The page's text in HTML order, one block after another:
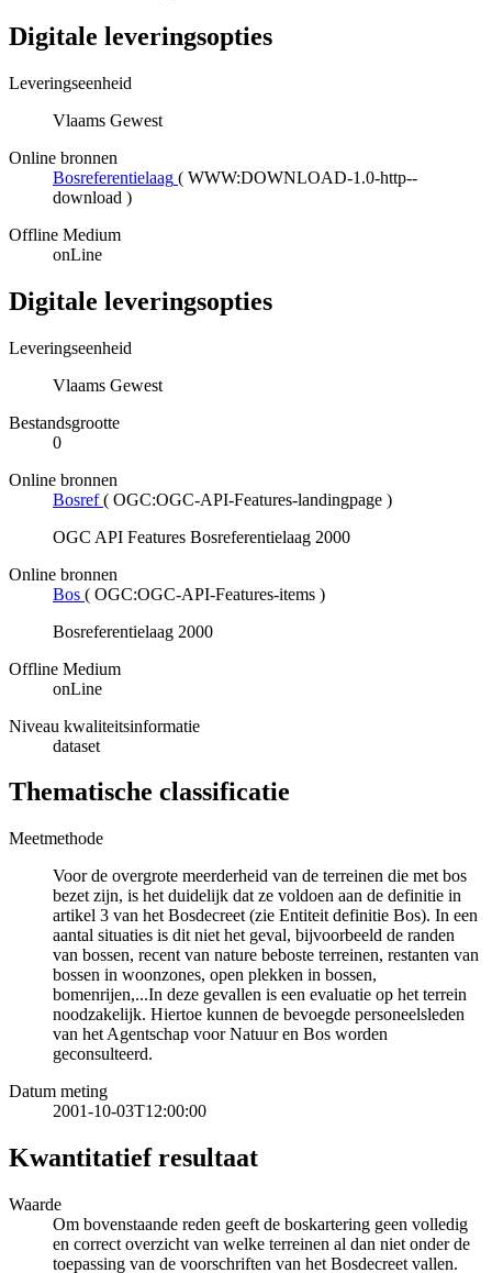
Digitale leveringsopties
Leveringseenheid
Vlaams Gewest
Online bronnen
Bosreferentielaag ( WWW:DOWNLOAD-1.0-http--
download )
Offline Medium
onLine
Digitale leveringsopties
Leveringseenheid
Vlaams Gewest
Bestandsgrootte
0
Online bronnen
Bosref ( OGC:OGC-API-Features-landingpage )
OGC API Features Bosreferentielaag 2000
Online bronnen
Bos ( OGC:OGC-API-Features-items )
Bosreferentielaag 2000
Offline Medium
onLine
Niveau kwaliteitsinformatie
dataset
Thematische classificatie
Meetmethode
Voor de overgrote meerderheid van de terreinen die met bos
bezet zijn, is het duidelijk dat ze voldoen aan de definitie in
artikel 3 van het Bosdecreet (zie Entiteit definitie Bos). In een
aantal situaties is dit niet het geval, bijvoorbeeld de randen
van bossen, recent van nature beboste terreinen, restanten van
bossen in woonzones, open plekken in bossen,
bomenrijen,...In deze gevallen is een evaluatie op het terrein
noodzakelijk. Hiertoe kunnen de bevoegde personeelsleden
van het Agentschap voor Natuur en Bos worden
geconsulteerd.
Datum meting
2001-10-03T12:00:00
Kwantitatief resultaat
Waarde
Om bovenstaande reden geeft de boskartering geen volledig
en correct overzicht van welke terreinen al dan niet onder de
toepassing van de voorschriften van het Bosdecreet vallen.